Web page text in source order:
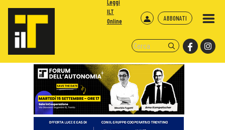
ABBONATI
Leggi
ILT
Online